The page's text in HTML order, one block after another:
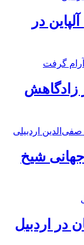
در
زادگاهش
شیخ
در اردبیل